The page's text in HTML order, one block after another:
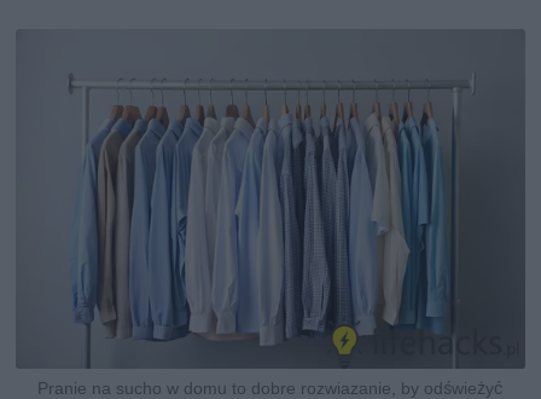
Pranie na sucho w domu to dobre rozwiazanie, by odświeżyć